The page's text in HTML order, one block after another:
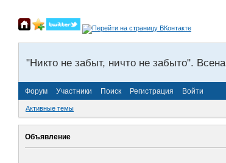
"Никто не забыт, ничто не забыто".
Форум Участники Поиск Регистрация Войти
Активные темы
Объявление